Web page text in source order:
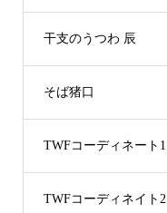
干支のうつわ 辰
そば猪口
TWFコーディネート1
TWFコーディネイト2